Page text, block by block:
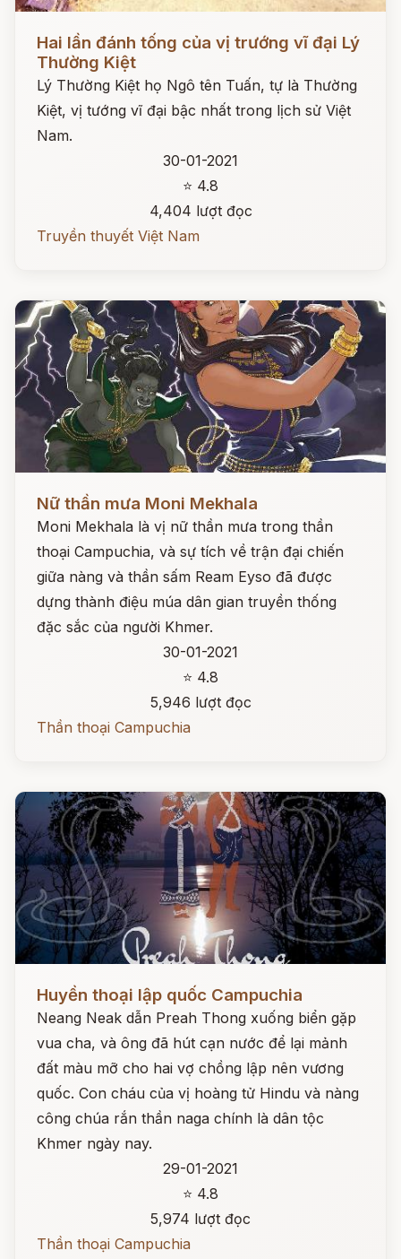
Đọc ngay
Hai lần đánh tống của vị trướng vĩ đại Lý
Thường Kiệt
Lý Thường Kiệt họ Ngô tên Tuấn, tự là Thường
Kiệt, vị tướng vĩ đại bậc nhất trong lịch sử Việt
Nam.
30-01-2021
⭐ 4.8
4,404 lượt đọc
Truyền thuyết Việt Nam
Nữ thần mưa Moni Mekhala
Moni Mekhala là vị nữ thần mưa trong thần
thoại Campuchia, và sự tích về trận đại chiến
giữa nàng và thần sấm Ream Eyso đã được
dựng thành điệu múa dân gian truyền thống
đặc sắc của người Khmer.
30-01-2021
⭐ 4.8
5,946 lượt đọc
Thần thoại Campuchia
Đọc ngay
Huyền thoại lập quốc Campuchia
Neang Neak dẫn Preah Thong xuống biển gặp
vua cha, và ông đã hút cạn nước để lại mảnh
đất màu mỡ cho hai vợ chồng lập nên vương
quốc. Con cháu của vị hoàng tử Hindu và nàng
công chúa rắn thần naga chính là dân tộc
Khmer ngày nay.
29-01-2021
⭐ 4.8
5,974 lượt đọc
Thần thoại Campuchia